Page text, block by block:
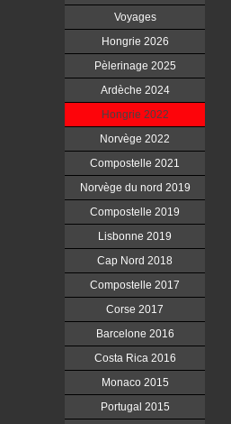
Voyages
Hongrie 2026
Pèlerinage 2025
Ardèche 2024
Hongrie 2022
Norvège 2022
Compostelle 2021
Norvège du nord 2019
Compostelle 2019
Lisbonne 2019
Cap Nord 2018
Compostelle 2017
Corse 2017
Barcelone 2016
Costa Rica 2016
Monaco 2015
Portugal 2015